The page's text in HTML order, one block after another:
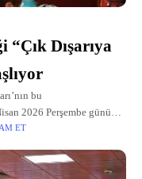
“Çık Dışarıya
bu
2026 Perşembe günü
başlıyor.
ET